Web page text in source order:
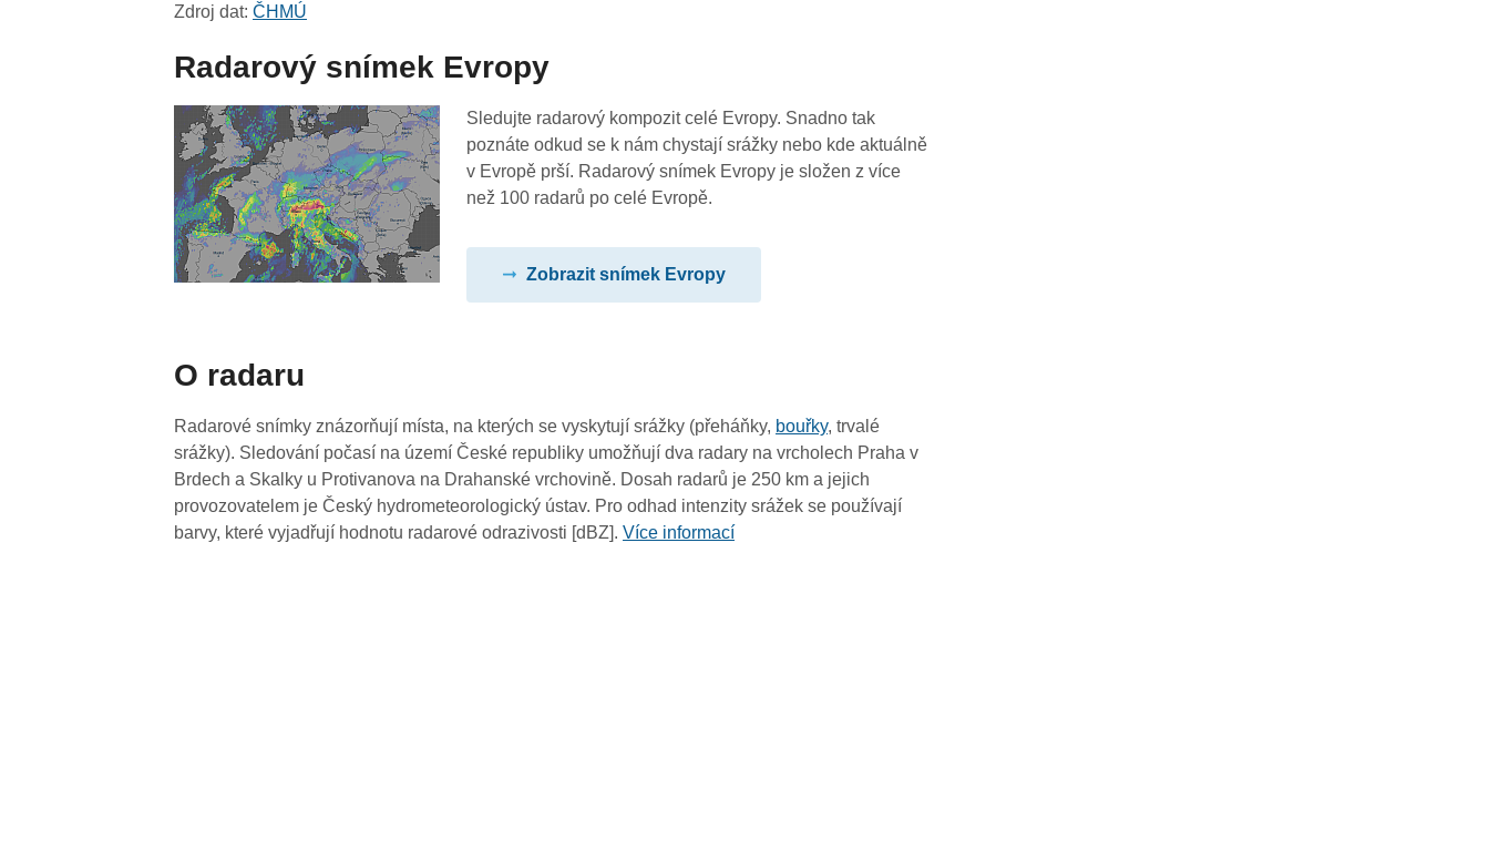
17:25
17:15
17:05
15:25
15:15
15:05
14:55
Zdroj dat:ČHMÚ
Radarový snímek Evropy
Sledujte radarový kompozit celé Evropy. Snadno tak
poznáte odkud se k nám chystají srážky nebo kde aktuálně
v Evropě prší. Radarový snímek Evropy je složen z více
než 100 radarů po celé Evropě.
Zobrazit snímek Evropy
O radaru
Radarové snímky znázorňují místa, na kterých se vyskytují srážky (přeháňky, bouřky, trvalé
srážky). Sledování počasí na území České republiky umožňují dva radary na vrcholech Praha v
Brdech a Skalky u Protivanova na Drahanské vrchovině. Dosah radarů je 250 km a jejich
provozovatelem je Český hydrometeorologický ústav. Pro odhad intenzity srážek se používají
barvy, které vyjadřují hodnotu radarové odrazivosti [dBZ].Více informací